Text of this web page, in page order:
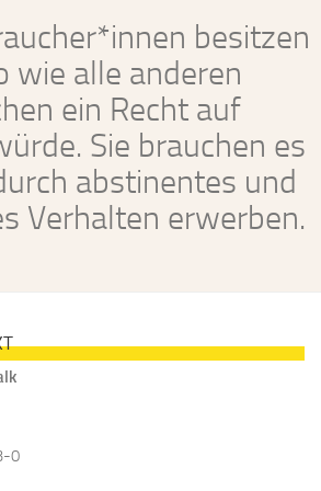
besitzen
wie alle anderen
ein Recht auf
Sie brauchen es
abstinentes und
Verhalten erwerben.
0